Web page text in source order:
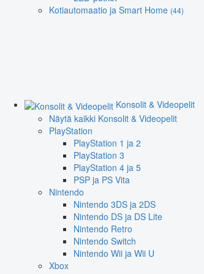
Kotiautomaatio ja Smart Home (44)
Konsolit & Videopelit
Näytä kaikki Konsolit & Videopelit
PlayStation
PlayStation 1 ja 2
PlayStation 3
PlayStation 4 ja 5
PSP ja PS Vita
Nintendo
Nintendo 3DS ja 2DS
Nintendo DS ja DS Lite
Nintendo Retro
Nintendo Switch
Nintendo Wii ja Wii U
Xbox